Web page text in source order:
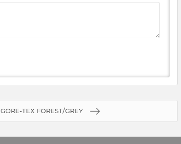
TEX FOREST/GREY